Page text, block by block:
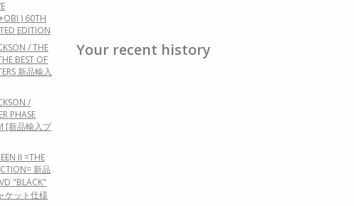
Your recent history
) 60TH
EDITION
/ THE
BEST OF
新品輸入
/
PHASE
[新品輸入プ
II =THE
新品
"BLACK"
ケット仕様